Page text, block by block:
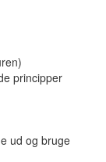
principper
ud og bruge